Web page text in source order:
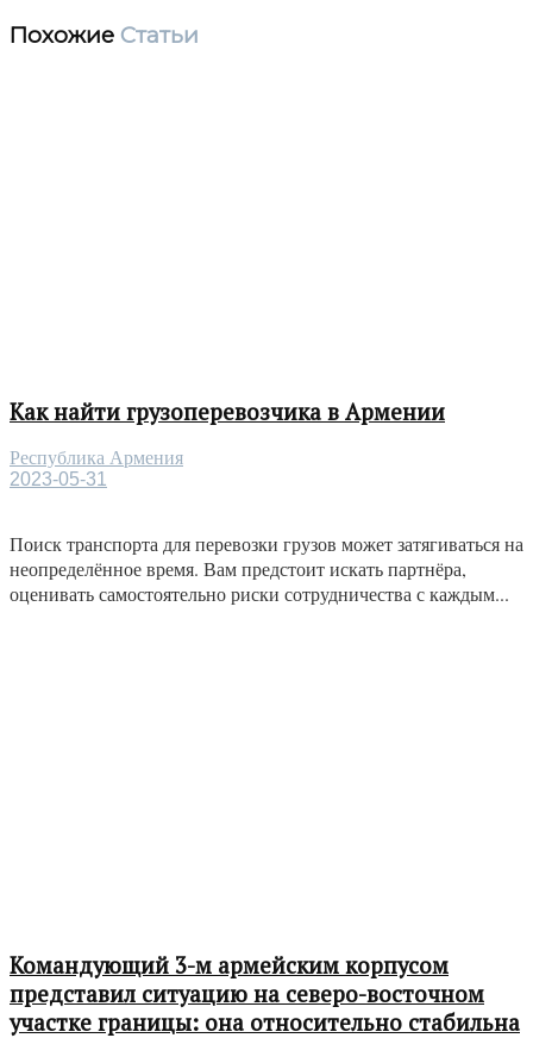
Похожие Статьи
Как найти грузоперевозчика в Армении
Республика Армения
2023-05-31
Поиск транспорта для перевозки грузов может затягиваться на
неопределённое время. Вам предстоит искать партнёра,
оценивать самостоятельно риски сотрудничества с каждым...
Командующий 3-м армейским корпусом
представил ситуацию на северо-восточном
участке границы: она относительно стабильна